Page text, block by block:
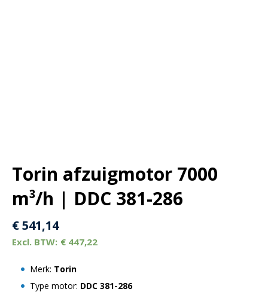
Torin afzuigmotor 7000
m³/h | DDC 381-286
€541,14
€ 447,22
Merk: Torin
Type motor: DDC 381-286